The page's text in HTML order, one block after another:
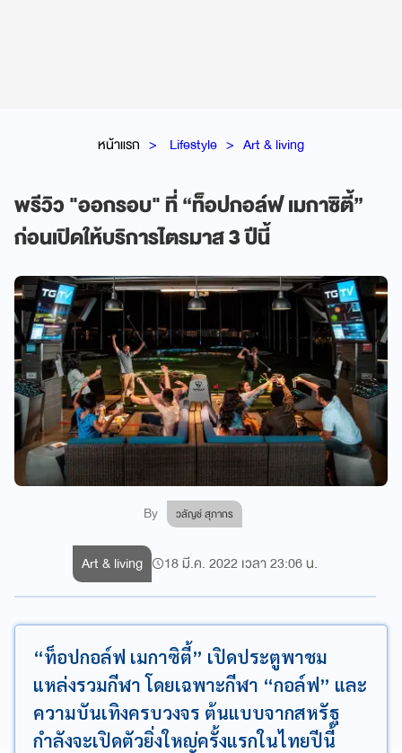
หน้าแรก Lifestyle Art & living
พรีวิว "ออกรอบ" ที่ “ท็อปกอล์ฟ เมกาซิตี้”
ก่อนเปิดให้บริการไตรมาส 3 ปีนี้
By วลัญช์ สุภากร
Art & living 18 มี.ค. 2022 เวลา 23:06 น.
“ท็อปกอล์ฟ เมกาซิตี้” เปิดประตูพาชม
แหล่งรวมกีฬา โดยเฉพาะกีฬา “กอล์ฟ” และ
ความบันเทิงครบวงจร ต้นแบบจากสหรัฐ
กำลังจะเปิดตัวยิ่งใหญ่ครั้งแรกในไทยปีนี้